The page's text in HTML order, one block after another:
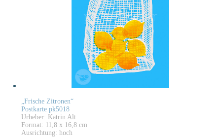
„Frische Zitronen“
Postkarte pk5018
Urheber: Katrin Alt
Format: 11,8 x 16,8 cm
Ausrichtung: hoch